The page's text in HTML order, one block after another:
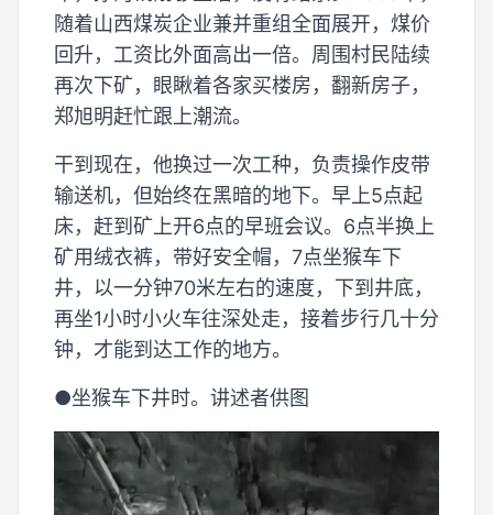
随着山西煤炭企业兼并重组全面展开，煤价
回升，工资比外面高出一倍。周围村民陆续
再次下矿，眼瞅着各家买楼房，翻新房子，
郑旭明赶忙跟上潮流。
干到现在，他换过一次工种，负责操作皮带
输送机，但始终在黑暗的地下。早上5点起
床，赶到矿上开6点的早班会议。6点半换上
矿用绒衣裤，带好安全帽，7点坐猴车下
井，以一分钟70米左右的速度，下到井底，
再坐1小时小火车往深处走，接着步行几十分
钟，才能到达工作的地方。
●坐猴车下井时。讲述者供图